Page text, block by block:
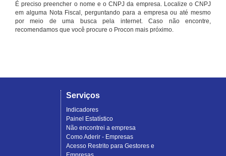
É preciso preencher o nome e o CNPJ da empresa. Localize o CNPJ
em alguma Nota Fiscal, perguntando para a empresa ou até mesmo
por meio de uma busca pela internet. Caso não encontre,
recomendamos que você procure o Procon mais próximo.
Serviços
Indicadores
Painel Estatístico
Não encontrei a empresa
Como Aderir - Empresas
Acesso Restrito para Gestores e